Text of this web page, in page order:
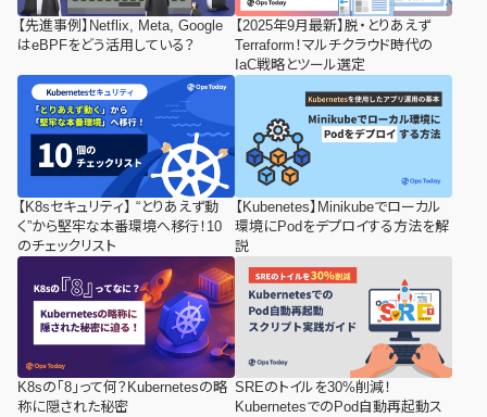
【先進事例】Netflix, Meta, Google
はeBPFをどう活用している？
【2025年9月最新】脱・とりあえず
Terraform！マルチクラウド時代の
IaC戦略とツール選定
【K8sセキュリティ】 “とりあえず動
く”から堅牢な本番環境へ移行！10
のチェックリスト
【Kubenetes】Minikubeでローカル
環境にPodをデプロイする方法を解
説
K8sの「8」って何？Kubernetesの略
称に隠された秘密
SREのトイルを30%削減！
KubernetesでのPod自動再起動ス